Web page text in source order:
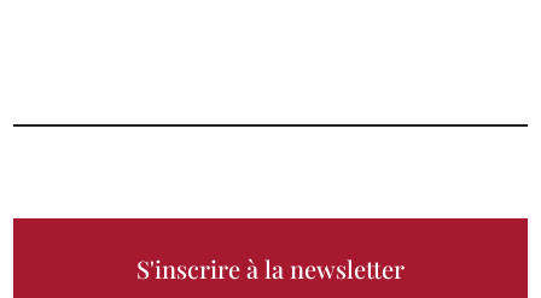
S'inscrire à la newsletter